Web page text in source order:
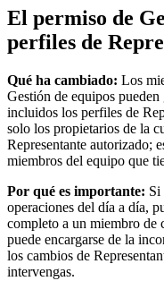
Descubrir
Marketing
Square AI
Fidelización
Directorio de
Tarjetas regalo
Editor de fotos
Descubrir
El permiso de
perfiles de
Qué ha cambiado: Los
Gestión de equipos
incluidos los perfiles de
solo los propietarios de la
Representante autorizado;
miembros del equipo que
Por qué es importante: Si
operaciones del día a día,
completo a un miembro de
puede encargarse de la
los cambios de
intervengas.